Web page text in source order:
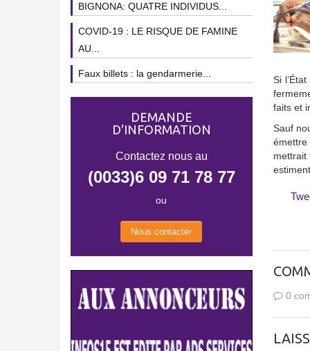
Si
faits et
Sauf
émettre
mettrait
0
BIGNONA: QUATRE INDIVIDUS...
COVID-19 : LE RISQUE DE FAMINE
AU...
Faux billets : la gendarmerie...
DEMANDE
D'INFORMATION
Contactez nous au
(0033)6 09 71 78 77
ou
Nous contacter